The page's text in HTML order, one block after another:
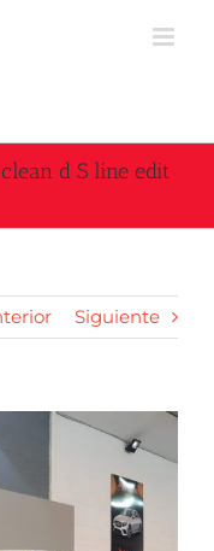
d S line edit
Siguiente